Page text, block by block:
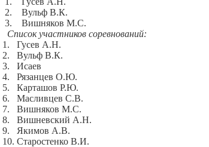
2.
Вульф В.К.
3.
Вишняков М.С.
Список участников соревнований:
1.
Гусев А.Н.
2.
Вульф В.К.
3.
Исаев
4.
Рязанцев О.Ю.
5.
Карташов Р.Ю.
6.
Масливцев С.В.
7.
Вишняков М.С.
8.
Вишневский А.Н.
9.
Якимов А.В.
10. Старостенко В.И.